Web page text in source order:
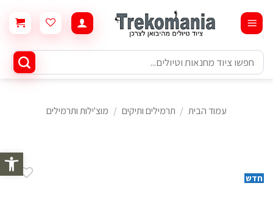
פתח
content
חיפוש
עבור:
עמוד הבית / תרמילים ותיקים / מוצ'ילות ותרמילים
חדש